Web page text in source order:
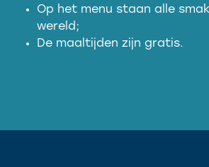
Op het menu staan alle
wereld;
De maaltijden zijn gratis.